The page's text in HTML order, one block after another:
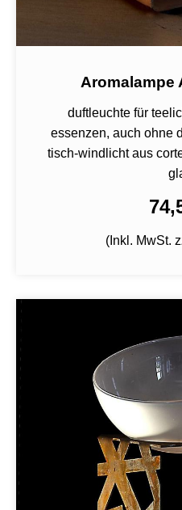
Aromalampe
duftleuchte für
essenzen, auch ohne
tisch-windlicht aus
(Inkl. MwSt.